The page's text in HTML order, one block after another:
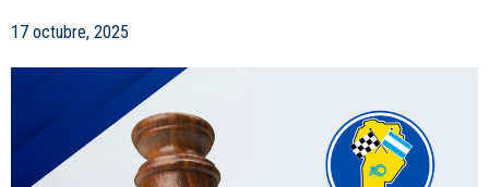
17 octubre, 2025